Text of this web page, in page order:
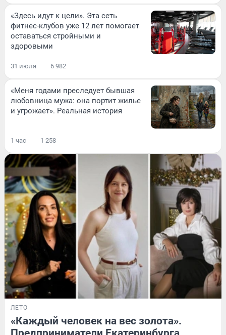
«Здесь идут к цели». Эта сеть
фитнес-клубов уже 12 лет помогает
оставаться стройными и
здоровыми
31 июля 6 982
«Меня годами преследует бывшая
любовница мужа: она портит жилье
и угрожает». Реальная история
1 час 1 258
ЛЕТО
«Каждый человек на вес золота».